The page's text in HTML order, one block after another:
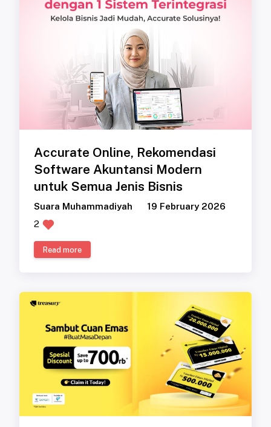
Accurate Online, Rekomendasi
Software Akuntansi Modern
untuk Semua Jenis Bisnis
Suara Muhammadiyah
19 February 2026
2
Read more